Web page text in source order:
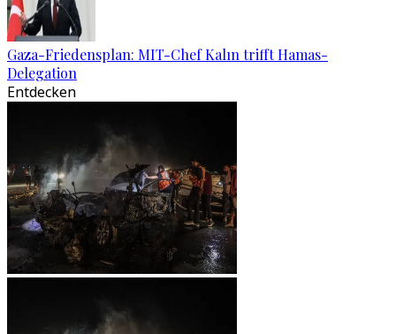
Gaza-Friedensplan: MIT-Chef Kalın trifft Hamas-
Delegation
Entdecken